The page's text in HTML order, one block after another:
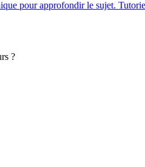
pour approfondir le sujet.
?